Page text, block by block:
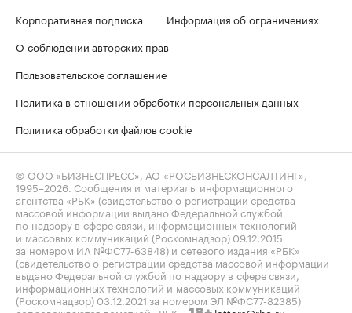
Корпоративная подписка
Информация об ограничениях
О соблюдении авторских прав
Пользовательское соглашение
Политика в отношении обработки персональных данных
Политика обработки файлов cookie
© ООО «БИЗНЕСПРЕСС», АО «РОСБИЗНЕСКОНСАЛТИНГ»,
1995–2026 . Сообщения и материалы информационного
агентства «РБК» (свидетельство о регистрации средства
массовой информации выдано Федеральной службой
по надзору в сфере связи, информационных технологий
и массовых коммуникаций (Роскомнадзор) 09.12.2015
за номером ИА №ФС77-63848) и сетевого издания «РБК»
(свидетельство о регистрации средства массовой информации
выдано Федеральной службой по надзору в сфере связи,
информационных технологий и массовых коммуникаций
(Роскомнадзор) 03.12.2021 за номером ЭЛ №ФС77-82385)